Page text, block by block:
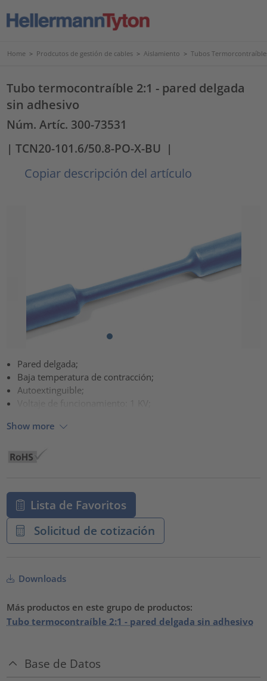
Home > Prodcutos de gestión de cables > Aislamiento > Tubos
Tubo termocontraíble 2:1 - pared delgada
sin adhesivo
Núm. Artíc. 300-73531
| TCN20-101.6/50.8-PO-X-BU |
Copiar descripción del artículo
Pared delgada;
Baja temperatura de contracción;
Autoextinguible;
Voltaje de funcionamiento: 1 KV;
Show more
Lista de Favoritos
Solicitud de cotización
Downloads
Más productos en este grupo de productos:
Tubo termocontraíble 2:1 - pared delgada sin adhesivo
Base de Datos